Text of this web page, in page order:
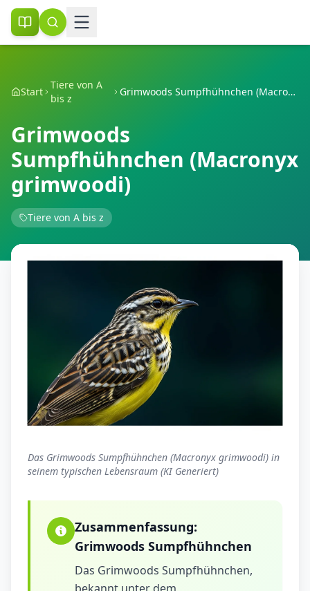
Start
Tiere von A
bis z
Grimwoods Sumpfhühnchen (Macronyx grimwoodi)
Grimwoods
Sumpfhühnchen (Macronyx
grimwoodi)
Tiere von A bis z
Das Grimwoods Sumpfhühnchen (Macronyx grimwoodi) in
seinem typischen Lebensraum (KI Generiert)
Zusammenfassung:
Grimwoods Sumpfhühnchen
Das Grimwoods Sumpfhühnchen,